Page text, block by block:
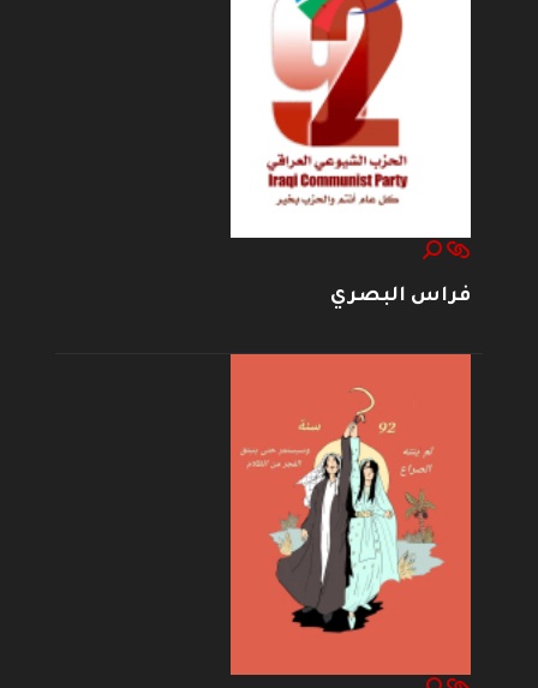
فراس البصري